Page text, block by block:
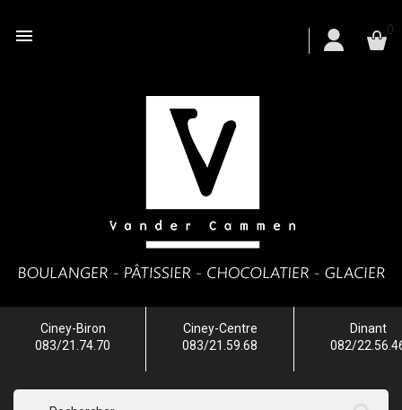
 0
Ciney-Biron
083/21.74.70
Ciney-Centre
083/21.59.68
Dinant
082/